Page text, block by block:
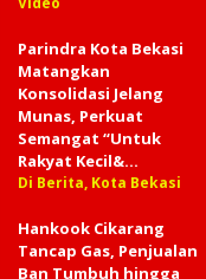
Parindra Kota Bekasi
Matangkan
Konsolidasi Jelang
Munas, Perkuat
Semangat “Untuk
Rakyat Kecil&…
Di Berita, Kota Bekasi
Hankook Cikarang
Tancap Gas, Penjualan
Ban Tumbuh hingga